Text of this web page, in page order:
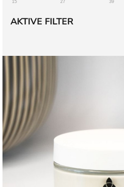
15 27 39
AKTIVE FILTER